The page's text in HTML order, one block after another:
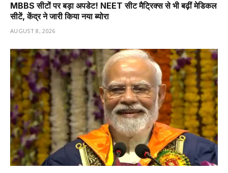
MBBS सीटों पर बड़ा अपडेट! NEET सीट मैट्रिक्स से भी बढ़ीं मेडिकल
सीटें, केंद्र ने जारी किया नया ब्योरा
AUGUST 8, 2026